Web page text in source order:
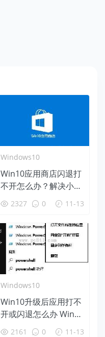
Windows10
Win10应用商店闪退打
不开怎么办？解决小技
巧 2327 0 11-13
Windows10
Win10升级后应用打不
开或闪退怎么办 Win10
软件打不开解决方法
2161 0 11-13